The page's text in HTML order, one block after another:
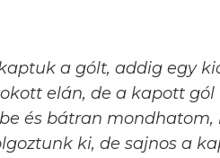
a gólt, addig egy
elán, de a kapott
és bátran
ki, de sajnos a